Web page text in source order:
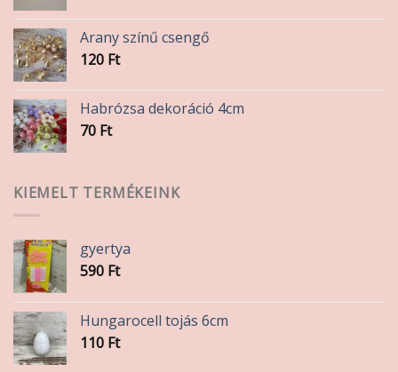
-
330 Ft
Arany színű csengő
120 Ft
Habrózsa dekoráció 4cm
70 Ft
KIEMELT TERMÉKEINK
gyertya
590 Ft
Hungarocell tojás 6cm
110 Ft